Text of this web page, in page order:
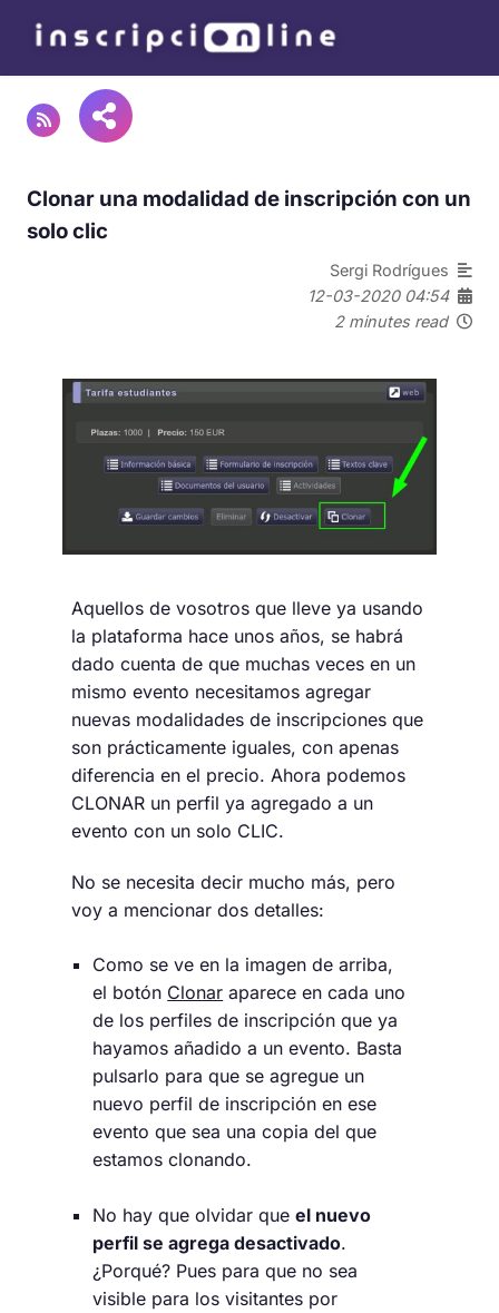
Clonar una modalidad de inscripción con un
solo clic
Sergi Rodrígues
12-03-2020 04:54
2 minutes read
Aquellos de vosotros que lleve ya usando
la plataforma hace unos años, se habrá
dado cuenta de que muchas veces en un
mismo evento necesitamos agregar
nuevas modalidades de inscripciones que
son prácticamente iguales, con apenas
diferencia en el precio. Ahora podemos
CLONAR un perfil ya agregado a un
evento con un solo CLIC.
No se necesita decir mucho más, pero
voy a mencionar dos detalles:
Como se ve en la imagen de arriba,
el botón Clonar aparece en cada uno
de los perfiles de inscripción que ya
hayamos añadido a un evento. Basta
pulsarlo para que se agregue un
nuevo perfil de inscripción en ese
evento que sea una copia del que
estamos clonando.
No hay que olvidar queel nuevo
perfil se agrega desactivado.
¿Porqué? Pues para que no sea
visible para los visitantes por